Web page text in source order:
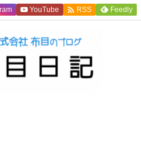
YouTube  RSS Feedly